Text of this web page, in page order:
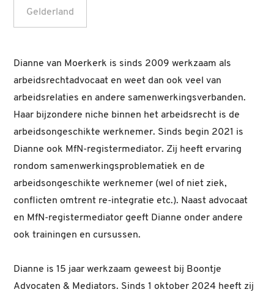
Gelderland
Dianne van Moerkerk is sinds 2009 werkzaam als
arbeidsrechtadvocaat en weet dan ook veel van
arbeidsrelaties en andere samenwerkingsverbanden.
Haar bijzondere niche binnen het arbeidsrecht is de
arbeidsongeschikte werknemer. Sinds begin 2021 is
Dianne ook MfN-registermediator. Zij heeft ervaring
rondom samenwerkingsproblematiek en de
arbeidsongeschikte werknemer (wel of niet ziek,
conflicten omtrent re-integratie etc.). Naast advocaat
en MfN-registermediator geeft Dianne onder andere
ook trainingen en cursussen.
Dianne is 15 jaar werkzaam geweest bij Boontje
Advocaten & Mediators. Sinds 1 oktober 2024 heeft zij